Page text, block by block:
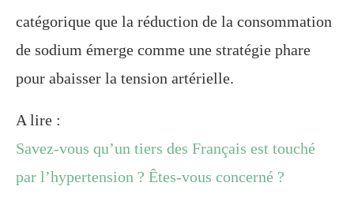
catégorique que la réduction de la consommation
de sodium émerge comme une stratégie phare
pour abaisser la tension artérielle.
A lire :
Savez-vous qu’un tiers des Français est touché
par l’hypertension ? Êtes-vous concerné ?